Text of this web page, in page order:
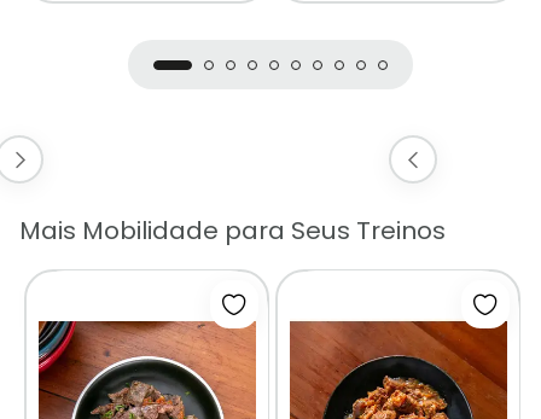
Mais Mobilidade para Seus Treinos
à lista de desejosAdicionar à lista de desejos